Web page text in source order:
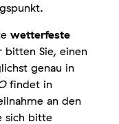
wetterfeste
bitten Sie, einen
genau in
findet in
an den
sich bitte